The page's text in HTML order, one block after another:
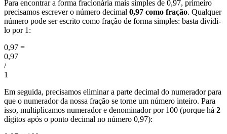
Para encontrar a forma fracionária mais simples de 0,97, primeiro
precisamos escrever o número decimal 0,97 como fração. Qualquer
número pode ser escrito como fração de forma simples: basta dividi-
lo por 1:
0,97 =
0,97
/
1
Em seguida, precisamos eliminar a parte decimal do numerador para
que o numerador da nossa fração se torne um número inteiro. Para
isso, multiplicamos numerador e denominador por 100 (porque há 2
dígitos após o ponto decimal no número 0,97):